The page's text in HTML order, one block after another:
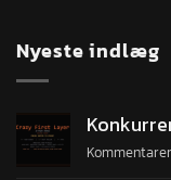
Nyeste indlæg